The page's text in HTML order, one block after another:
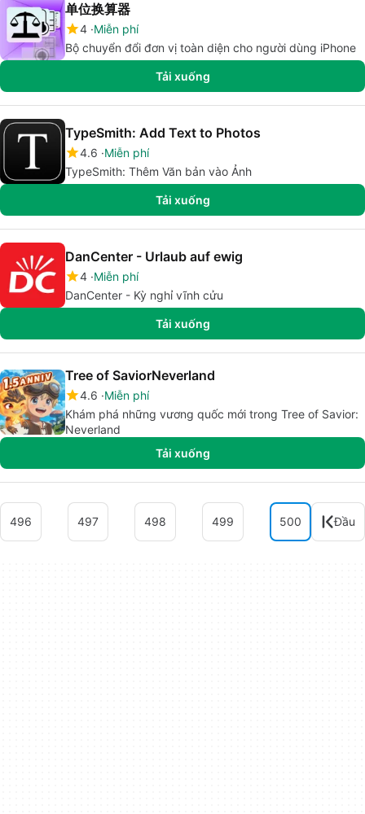
单位换算器
4 Miễn phí
Bộ chuyển đổi đơn vị toàn diện cho người dùng iPhone
Tải xuống
TypeSmith: Add Text to Photos
4.6 Miễn phí
TypeSmith: Thêm Văn bản vào Ảnh
Tải xuống
DanCenter - Urlaub auf ewig
4 Miễn phí
DanCenter - Kỳ nghỉ vĩnh cửu
Tải xuống
Tree of SaviorNeverland
4.6 Miễn phí
Khám phá những vương quốc mới trong Tree of Savior:
Neverland
Tải xuống
496 497 498 499 500 Đầu